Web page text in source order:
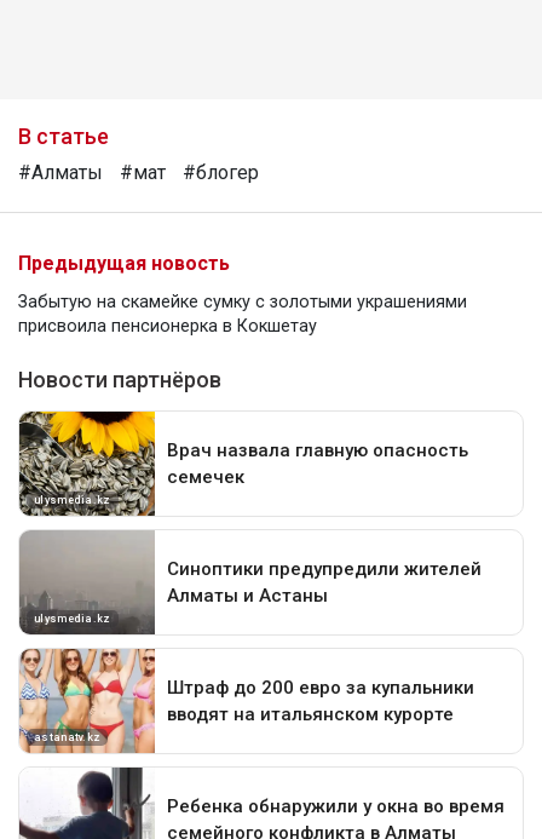
В статье
#Алматы #мат #блогер
Предыдущая новость
Забытую на скамейке сумку с золотыми украшениями
присвоила пенсионерка в Кокшетау